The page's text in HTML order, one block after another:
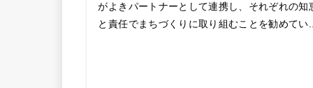
がよきパートナーとして連携し、それぞれの知
と責任でまちづくりに取り組むことを勧めてい